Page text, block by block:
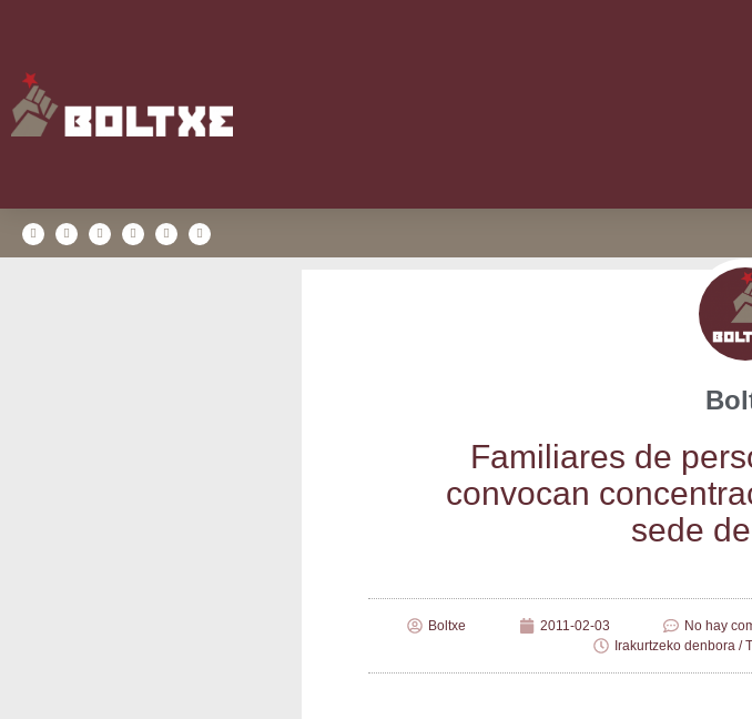
Fami­lia­res de
con­vo­can
sede
Boltxe 2011-02-03 No hay
Irakurtzeko denbora /